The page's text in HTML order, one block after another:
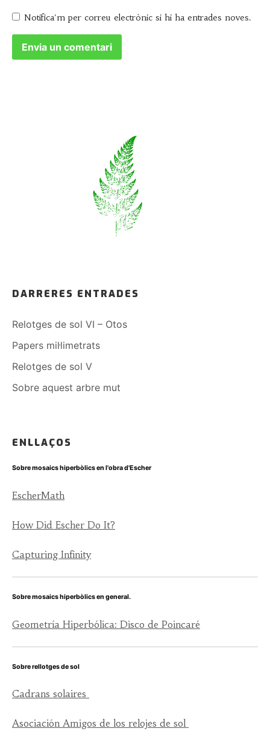
Notifica'm per correu electrònic si hi ha entrades noves.
DARRERES ENTRADES
Relotges de sol VI – Otos
Papers mil·limetrats
Relotges de sol V
Sobre aquest arbre mut
ENLLAÇOS
Sobre mosaics hiperbòlics en l'obra d'Escher
EscherMath
How Did Escher Do It?
Capturing Infinity
Sobre mosaics hiperbòlics en general.
Geometría Hiperbólica: Disco de Poincaré
Sobre rellotges de sol
Cadrans solaires
Asociación Amigos de los relojes de sol